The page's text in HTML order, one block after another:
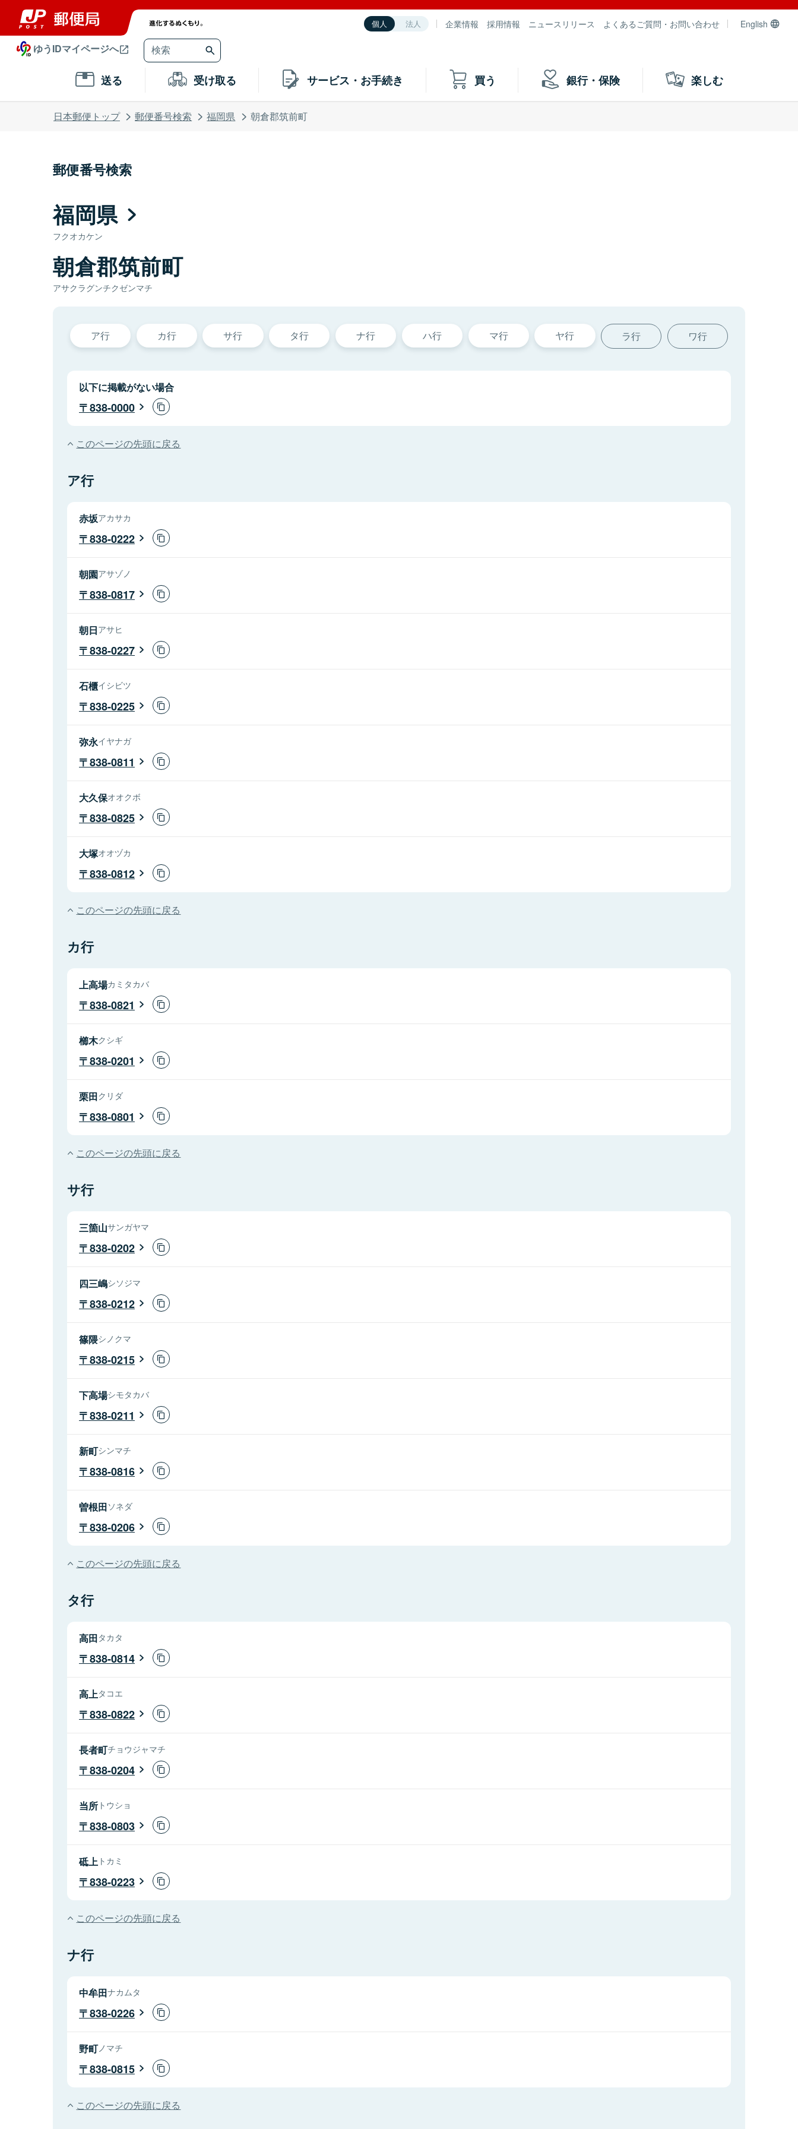
個人 法人 企業情報 採用情報 ニュースリリース よくあるご質問・お問い合わせ English
ゆうIDマイページへ
送る 受け取る サービス・お手続き 買う 銀行・保険 楽しむ
日本郵便トップ 郵便番号検索 福岡県 朝倉郡筑前町
郵便番号検索
福岡県
フクオカケン
朝倉郡筑前町
アサクラグンチクゼンマチ
ア行 カ行 サ行 タ行 ナ行 ハ行 マ行 ヤ行 ラ行 ワ行
以下に掲載がない場合
838-0000
このページの先頭に戻る
ア行
赤坂アカサカ
838-0222
朝園アサゾノ
838-0817
朝日アサヒ
838-0227
石櫃イシビツ
838-0225
弥永イヤナガ
838-0811
大久保オオクボ
838-0825
大塚オオヅカ
838-0812
このページの先頭に戻る
カ行
上高場カミタカバ
838-0821
櫛木クシギ
838-0201
栗田クリダ
838-0801
このページの先頭に戻る
サ行
三箇山サンガヤマ
838-0202
四三嶋シソジマ
838-0212
篠隈シノクマ
838-0215
下高場シモタカバ
838-0211
新町シンマチ
838-0816
曽根田ソネダ
838-0206
このページの先頭に戻る
タ行
高田タカタ
838-0814
高上タコエ
838-0822
長者町チョウジャマチ
838-0204
当所 トウショ
838-0803
砥上 トカミ
838-0223
このページの先頭に戻る
ナ行
中牟田ナカムタ
838-0226
野町ノマチ
838-0815
このページの先頭に戻る